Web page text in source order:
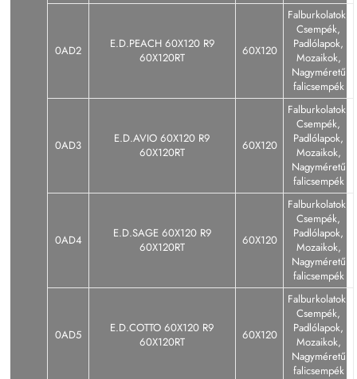
0AD2
E.D.PEACH 60X120 R9
60X120RT
60X120
Falburkolatok,
Csempék,
Padlólapok,
Mozaikok,
Nagyméretű
falicsempék
0AD3
E.D.AVIO 60X120 R9
60X120RT
60X120
Falburkolatok,
Csempék,
Padlólapok,
Mozaikok,
Nagyméretű
falicsempék
0AD4
E.D.SAGE 60X120 R9
60X120RT
60X120
Falburkolatok,
Csempék,
Padlólapok,
Mozaikok,
Nagyméretű
falicsempék
0AD5
E.D.COTTO 60X120 R9
60X120RT
60X120
Falburkolatok,
Csempék,
Padlólapok,
Mozaikok,
Nagyméretű
falicsempék